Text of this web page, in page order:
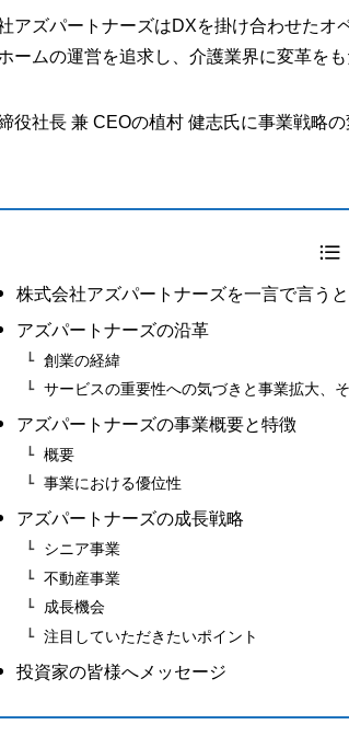
アズパートナーズはDXを掛け合わせたオ
ームの運営を追求し、介護業界に変革を
役社長 兼 CEOの植村 健志氏に事業戦略
株式会社​​アズパートナーズを一言で言うと
アズパートナーズの沿革
創業の経緯
サービスの重要性への気づきと事業拡大、
アズパートナーズの事業概要と特徴
概要
事業における優位性
アズパートナーズの成長戦略
シニア事業
不動産事業
成長機会
注目していただきたいポイント
投資家の皆様へメッセージ